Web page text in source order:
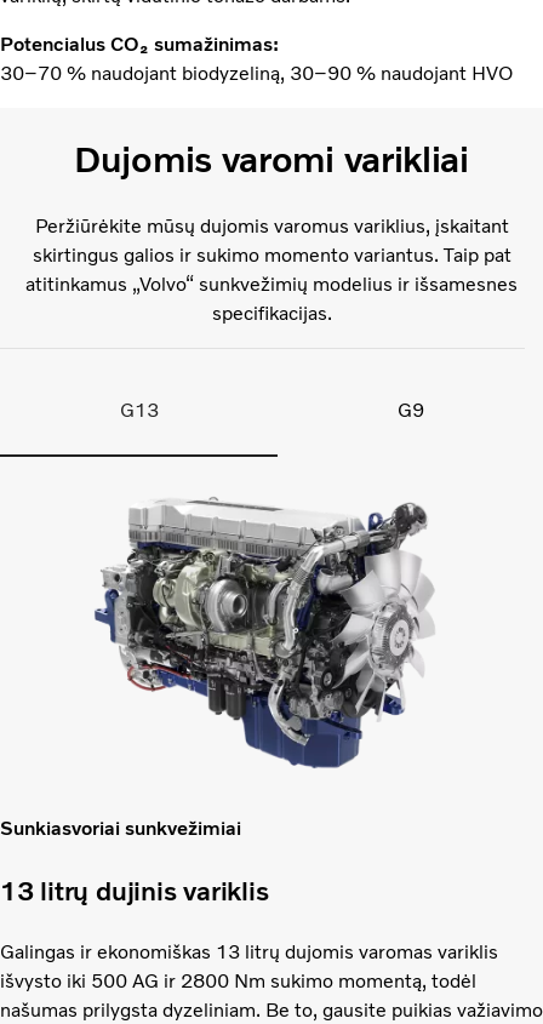
Potencialus CO₂ sumažinimas:
30–70 % naudojant biodyzeliną, 30–90 % naudojant HVO
Dujomis varomi varikliai
Peržiūrėkite mūsų dujomis varomus variklius, įskaitant
skirtingus galios ir sukimo momento variantus. Taip pat
atitinkamus „Volvo“ sunkvežimių modelius ir išsamesnes
specifikacijas.
G13 G9
Sunkiasvoriai sunkvežimiai
13 litrų dujinis variklis
Galingas ir ekonomiškas 13 litrų dujomis varomas variklis
išvysto iki 500 AG ir 2800 Nm sukimo momentą, todėl
našumas prilygsta dyzeliniam. Be to, gausite puikias važiavimo